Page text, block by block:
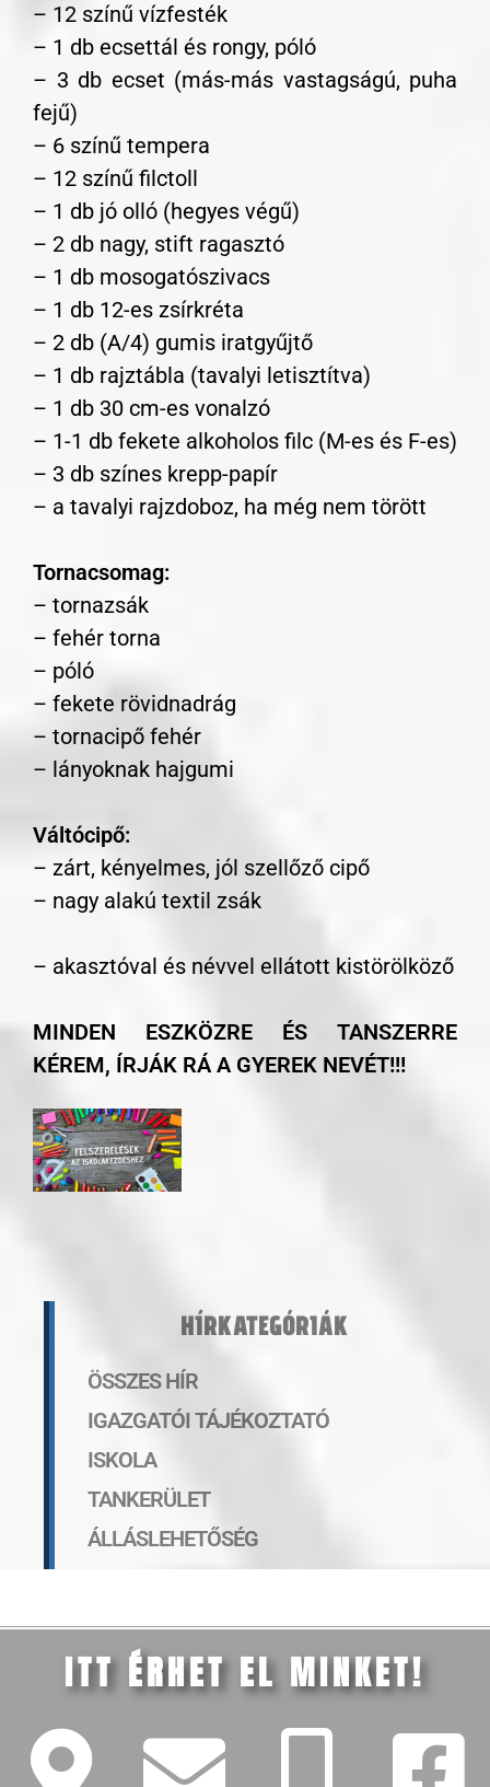
– 12 színű vízfesték
– 1 db ecsettál és rongy, póló
– 3 db ecset (más-más vastagságú, puha
fejű)
– 6 színű tempera
– 12 színű filctoll
– 1 db jó olló (hegyes végű)
– 2 db nagy, stift ragasztó
– 1 db mosogatószivacs
– 1 db 12-es zsírkréta
– 2 db (A/4) gumis iratgyűjtő
– 1 db rajztábla (tavalyi letisztítva)
– 1 db 30 cm-es vonalzó
– 1-1 db fekete alkoholos filc (M-es és F-es)
– 3 db színes krepp-papír
– a tavalyi rajzdoboz, ha még nem törött
Tornacsomag:
– tornazsák
– fehér torna
– póló
– fekete rövidnadrág
– tornacipő fehér
– lányoknak hajgumi
Váltócipő:
– zárt, kényelmes, jól szellőző cipő
– nagy alakú textil zsák
– akasztóval és névvel ellátott kistörölköző
MINDEN ESZKÖZRE ÉS TANSZERRE
KÉREM, ÍRJÁK RÁ A GYEREK NEVÉT!!!
HÍRKATEGÓRIÁK
ÖSSZES HÍR
IGAZGATÓI TÁJÉKOZTATÓ
ISKOLA
TANKERÜLET
ÁLLÁSLEHETŐSÉG
ITT ÉRHET EL MINKET!